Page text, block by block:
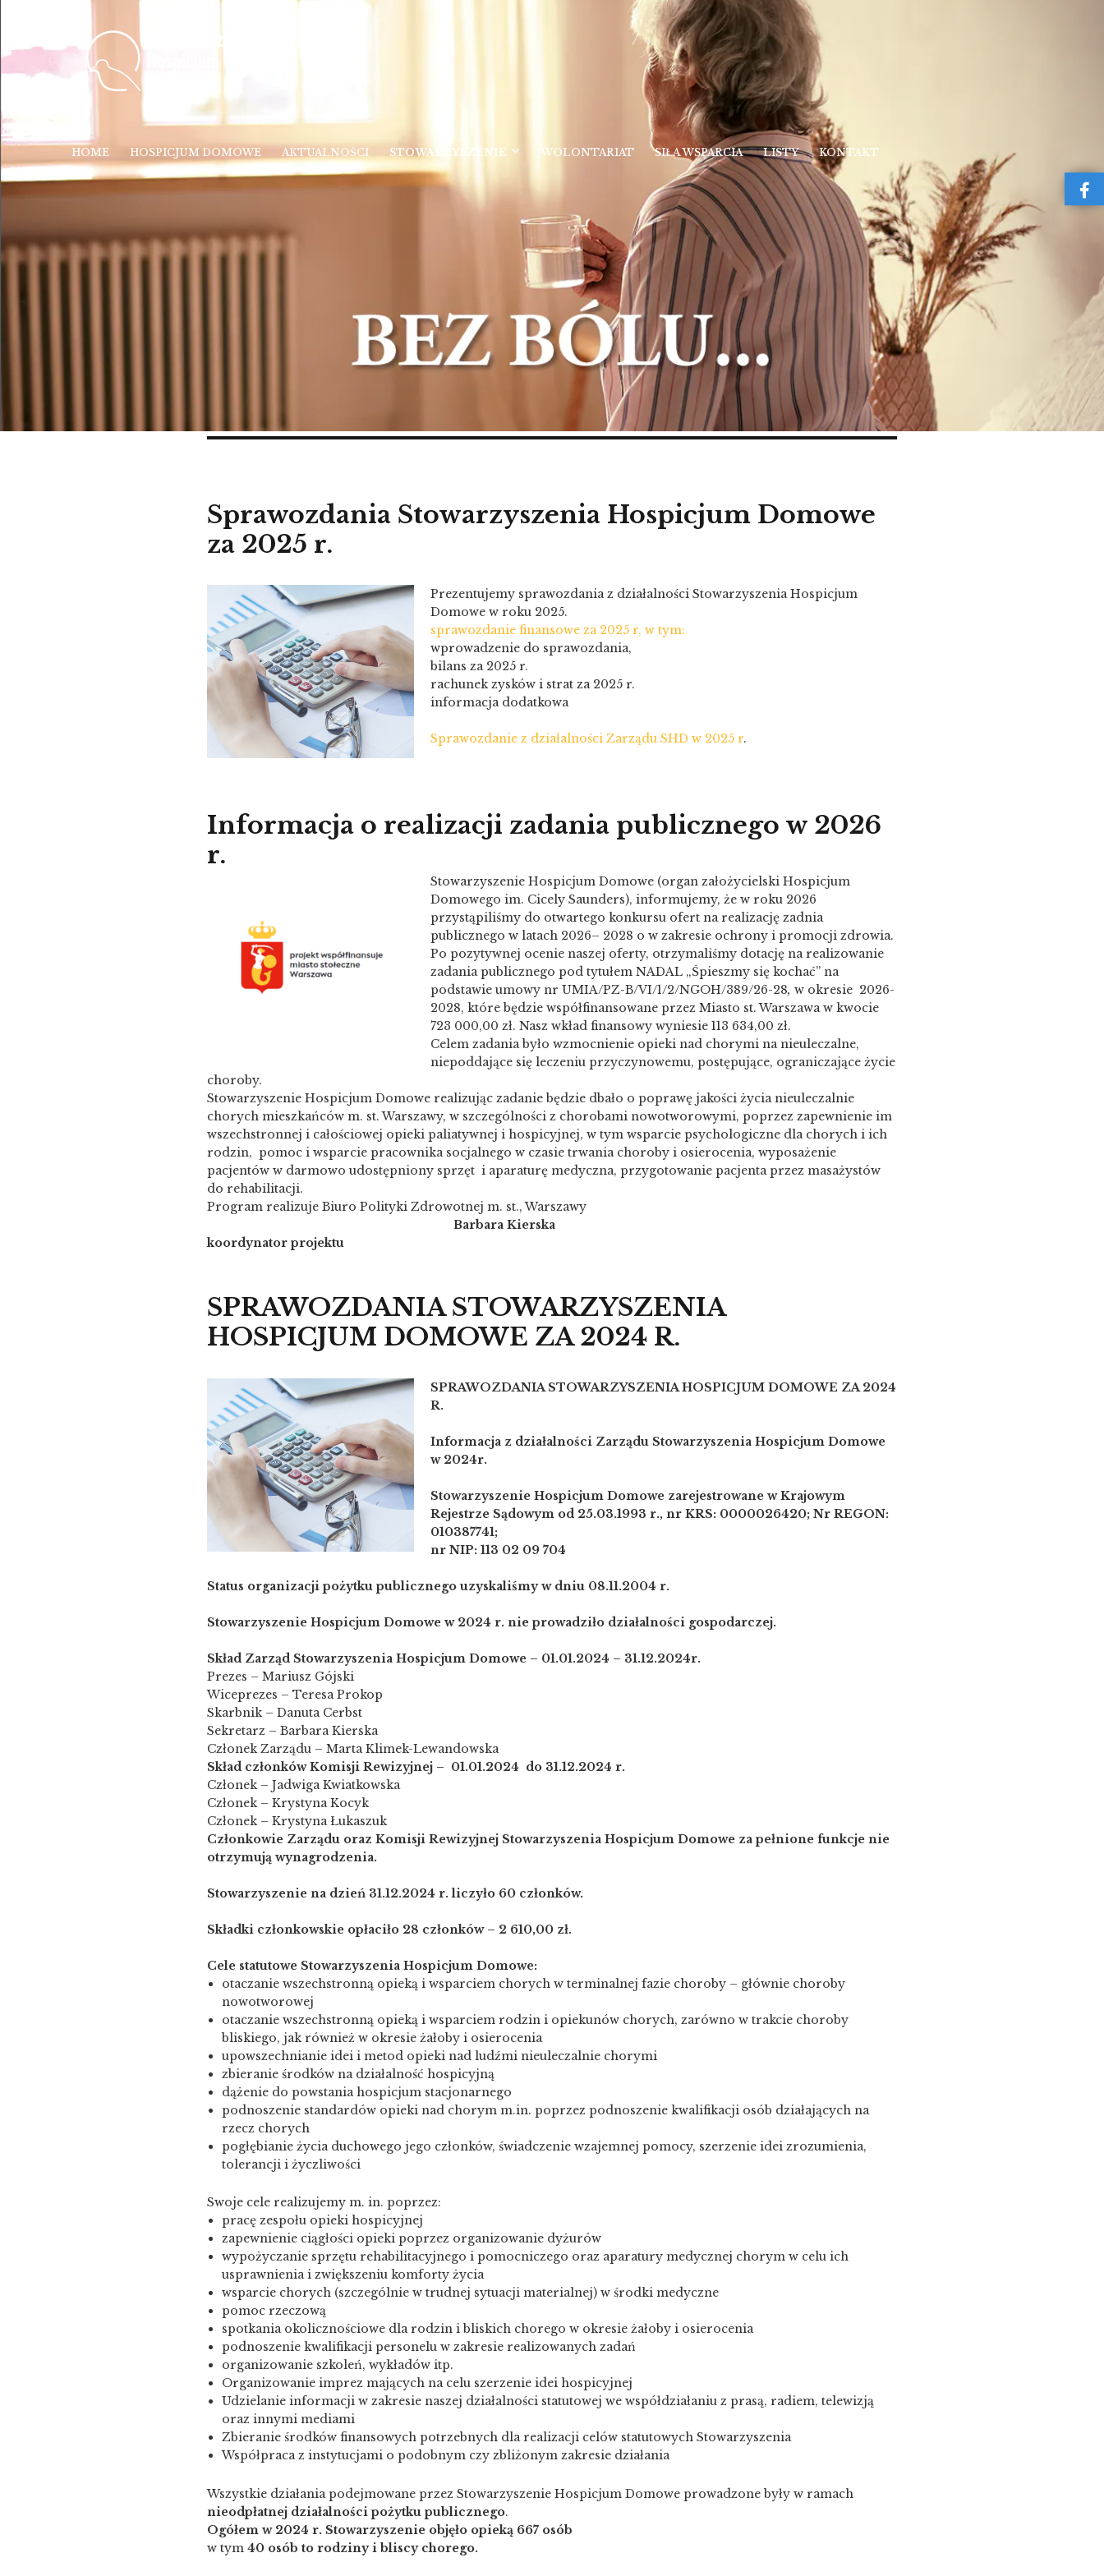
HOME HOSPICJUM DOMOWE AKTUALNOŚCI STOWARZYSZENIE WOLONTARIAT SIŁA WSPARCIA LISTY KONTAKT
Sprawozdania Stowarzyszenia Hospicjum Domowe
za 2025 r.
Prezentujemy sprawozdania z działalności Stowarzyszenia Hospicjum
Domowe w roku 2025.
sprawozdanie finansowe za 2025 r, w tym:
wprowadzenie do sprawozdania,
bilans za 2025 r.
rachunek zysków i strat za 2025 r.
informacja dodatkowa
Sprawozdanie z działalności Zarządu SHD w 2025 r.
Informacja o realizacji zadania publicznego w 2026
r.
Stowarzyszenie Hospicjum Domowe (organ założycielski Hospicjum
Domowego im. Cicely Saunders), informujemy, że w roku 2026
przystąpiliśmy do otwartego konkursu ofert na realizację zadnia
publicznego w latach 2026– 2028 o w zakresie ochrony i promocji zdrowia.
Po pozytywnej ocenie naszej oferty, otrzymaliśmy dotację na realizowanie
zadania publicznego pod tytułem NADAL „Śpieszmy się kochać” na
podstawie umowy nr UMIA/PZ-B/VI/1/2/NGOH/389/26-28, w okresie 2026-
2028, które będzie współfinansowane przez Miasto st. Warszawa w kwocie
723 000,00 zł. Nasz wkład finansowy wyniesie 113 634,00 zł.
Celem zadania było wzmocnienie opieki nad chorymi na nieuleczalne,
niepoddające się leczeniu przyczynowemu, postępujące, ograniczające życie
choroby.
Stowarzyszenie Hospicjum Domowe realizując zadanie będzie dbało o poprawę jakości życia nieuleczalnie
chorych mieszkańców m. st. Warszawy, w szczególności z chorobami nowotworowymi, poprzez zapewnienie im
wszechstronnej i całościowej opieki paliatywnej i hospicyjnej, w tym wsparcie psychologiczne dla chorych i ich
rodzin, pomoc i wsparcie pracownika socjalnego w czasie trwania choroby i osierocenia, wyposażenie
pacjentów w darmowo udostępniony sprzęt i aparaturę medyczna, przygotowanie pacjenta przez masażystów
do rehabilitacji.
Program realizuje Biuro Polityki Zdrowotnej m. st., Warszawy
Barbara Kierska
koordynator projektu
SPRAWOZDANIA STOWARZYSZENIA
HOSPICJUM DOMOWE ZA 2024 R.
SPRAWOZDANIA STOWARZYSZENIA HOSPICJUM DOMOWE ZA 2024
R.
Informacja z działalności Zarządu Stowarzyszenia Hospicjum Domowe
w 2024r.
Stowarzyszenie Hospicjum Domowe zarejestrowane w Krajowym
Rejestrze Sądowym od 25.03.1993 r., nr KRS: 0000026420; Nr REGON:
010387741;
nr NIP: 113 02 09 704
Status organizacji pożytku publicznego uzyskaliśmy w dniu 08.11.2004 r.
Stowarzyszenie Hospicjum Domowe w 2024 r. nie prowadziło działalności gospodarczej.
Skład Zarząd Stowarzyszenia Hospicjum Domowe – 01.01.2024 – 31.12.2024r.
Prezes – Mariusz Gójski
Wiceprezes – Teresa Prokop
Skarbnik – Danuta Cerbst
Sekretarz – Barbara Kierska
Członek Zarządu – Marta Klimek-Lewandowska
Skład członków Komisji Rewizyjnej – 01.01.2024 do 31.12.2024 r.
Członek – Jadwiga Kwiatkowska
Członek – Krystyna Kocyk
Członek – Krystyna Łukaszuk
Członkowie Zarządu oraz Komisji Rewizyjnej Stowarzyszenia Hospicjum Domowe za pełnione funkcje nie
otrzymują wynagrodzenia.
Stowarzyszenie na dzień 31.12.2024 r. liczyło 60 członków.
Składki członkowskie opłaciło 28 członków – 2 610,00 zł.
Cele statutowe Stowarzyszenia Hospicjum Domowe:
otaczanie wszechstronną opieką i wsparciem chorych w terminalnej fazie choroby – głównie choroby
nowotworowej
otaczanie wszechstronną opieką i wsparciem rodzin i opiekunów chorych, zarówno w trakcie choroby
bliskiego, jak również w okresie żałoby i osierocenia
upowszechnianie idei i metod opieki nad ludźmi nieuleczalnie chorymi
zbieranie środków na działalność hospicyjną
dążenie do powstania hospicjum stacjonarnego
podnoszenie standardów opieki nad chorym m.in. poprzez podnoszenie kwalifikacji osób działających na
rzecz chorych
pogłębianie życia duchowego jego członków, świadczenie wzajemnej pomocy, szerzenie idei zrozumienia,
tolerancji i życzliwości
Swoje cele realizujemy m. in. poprzez:
pracę zespołu opieki hospicyjnej
zapewnienie ciągłości opieki poprzez organizowanie dyżurów
wypożyczanie sprzętu rehabilitacyjnego i pomocniczego oraz aparatury medycznej chorym w celu ich
usprawnienia i zwiększeniu komforty życia
wsparcie chorych (szczególnie w trudnej sytuacji materialnej) w środki medyczne
pomoc rzeczową
spotkania okolicznościowe dla rodzin i bliskich chorego w okresie żałoby i osierocenia
podnoszenie kwalifikacji personelu w zakresie realizowanych zadań
organizowanie szkoleń, wykładów itp.
Organizowanie imprez mających na celu szerzenie idei hospicyjnej
Udzielanie informacji w zakresie naszej działalności statutowej we współdziałaniu z prasą, radiem, telewizją
oraz innymi mediami
Zbieranie środków finansowych potrzebnych dla realizacji celów statutowych Stowarzyszenia
Współpraca z instytucjami o podobnym czy zbliżonym zakresie działania
Wszystkie działania podejmowane przez Stowarzyszenie Hospicjum Domowe prowadzone były w ramach
nieodpłatnej działalności pożytku publicznego.
Ogółem w 2024 r. Stowarzyszenie objęło opieką 667 osób
w tym 40 osób to rodziny i bliscy chorego.